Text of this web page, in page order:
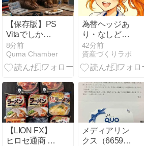
【保存版】PS
Vitaでしか遊
べない！他ハ
ード未移植の
ゲームソフト
8分前
Quma Chamber
為替ヘッジあ
り・なしどっ
ち？初心者の
選び方
42分前
資産づくりラボ
【LION FX】
ヒロセ通商 ２
メディアリン
クス（6659）